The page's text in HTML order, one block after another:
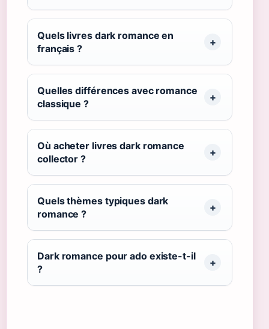
Quels livres dark romance en
français ?
Quelles différences avec romance
classique ?
Où acheter livres dark romance
collector ?
Quels thèmes typiques dark
romance ?
Dark romance pour ado existe-t-il
?